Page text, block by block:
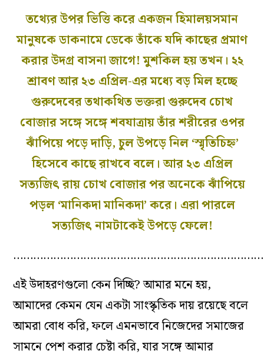
তথ্যের উপর ভিত্তি করে একজন হিমালয়সমান
মানুষকে ডাকনামে ডেকে তাঁকে যদি কাছের প্রমাণ
করার উদগ্র বাসনা জাগে! মুশকিল হয় তখন। ২২
শ্রাবণ আর ২৩ এপ্রিল-এর মধ্যে বড় মিল হচ্ছে
গুরুদেবের তথাকথিত ভক্তরা গুরুদেব চোখ
বোজার সঙ্গে সঙ্গে শবযাত্রায় তাঁর শরীরের ওপর
ঝাঁপিয়ে পড়ে দাড়ি, চুল উপড়ে নিল ‘স্মৃতিচিহ্ন’
হিসেবে কাছে রাখবে বলে। আর ২৩ এপ্রিল
সত্যজিৎ রায় চোখ বোজার পর অনেকে ঝাঁপিয়ে
পড়ল ‘মানিকদা মানিকদা’ করে। এরা পারলে
সত্যজিৎ নামটাকেই উপড়ে ফেলে!
এই উদাহরণগুলো কেন দিচ্ছি? আমার মনে হয়,
আমাদের কেমন যেন একটা সাংস্কৃতিক দায় রয়েছে বলে
আমরা বোধ করি, ফলে এমনভাবে নিজেদের সমাজের
সামনে পেশ করার চেষ্টা করি, যার সঙ্গে আমার